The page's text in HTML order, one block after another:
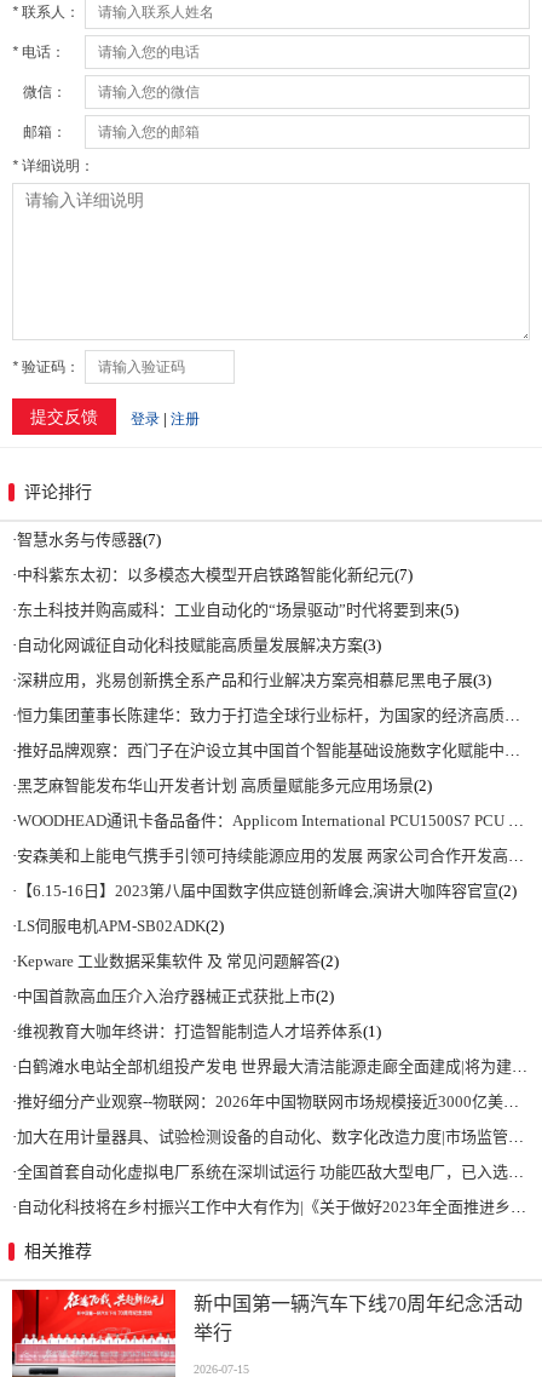
评论排行
·智慧水务与传感器(7)
·中科紫东太初：以多模态大模型开启铁路智能化新纪元(7)
·东土科技并购高威科：工业自动化的“场景驱动”时代将要到来(5)
· 自动化网诚征自动化科技赋能高质量发展解决方案(3)
·深耕应用，兆易创新携全系产品和行业解决方案亮相慕尼黑电子展(3)
·恒力集团董事长陈建华：致力于打造全球行业标杆，为国家的经济高质量发展贡献更大力量|上海电气集团党委书记、董事长吴磊来访
·推好品牌观察：西门子在沪设立其中国首个智能基础设施数字化赋能中心
·黑芝麻智能发布华山开发者计划 高质量赋能多元应用场景(2)
·WOODHEAD通讯卡备品备件：Applicom International PCU1500S7 PCU 1500 S7 V4.5.0
·安森美和上能电气携手引领可持续能源应用的发展 两家公司合作开发高性能储能和太阳能组串式逆变器方案 以实现可持续的未来
· 【6.15-16日】2023第八届中国数字供应链创新峰会,演讲大咖阵容官宣(2)
·LS伺服电机APM-SB02ADK(2)
·Kepware 工业数据采集软件 及 常见问题解答(2)
·中国首款高血压介入治疗器械正式获批上市(2)
·维视教育大咖年终讲：打造智能制造人才培养体系(1)
·白鹤滩水电站全部机组投产发电 世界最大清洁能源走廊全面建成|将为建设新型能源体系、保障国家能源安全、实现“双碳”目标提供有力支撑
·推好细分产业观察--物联网：2026年中国物联网市场规模接近3000亿美元 智慧工厂、智慧城市、智慧电网等将占60%以上
·加大在用计量器具、试验检测设备的自动化、数字化改造力度|市场监管总局 工业和信息化部 关于促进企业计量能力提升的指导意见
·全国首套自动化虚拟电厂系统在深圳试运行 功能匹敌大型电厂，已入选国际典型案例
· 自动化科技将在乡村振兴工作中大有作为|《关于做好2023年全面推进乡村振兴重点工作的意见》发布
相关推荐
新中国第一辆汽车下线70周年纪念活动
举行
2026-07-15